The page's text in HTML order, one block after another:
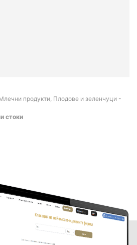
продукти, Плодове и зеленчуци -
стоки